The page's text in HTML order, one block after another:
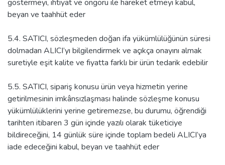
göstermeyi, ihtiyat ve öngörü ile hareket etmeyi kabul,
beyan ve taahhüt eder
5.4. SATICI, sözleşmeden doğan ifa yükümlülüğünün süresi
dolmadan ALICI’yı bilgilendirmek ve açıkça onayını almak
suretiyle eşit kalite ve fiyatta farklı bir ürün tedarik edebilir
5.5. SATICI, sipariş konusu ürün veya hizmetin yerine
getirilmesinin imkânsızlaşması halinde sözleşme konusu
yükümlülüklerini yerine getiremezse, bu durumu, öğrendiği
tarihten itibaren 3 gün içinde yazılı olarak tüketiciye
bildireceğini, 14 günlük süre içinde toplam bedeli ALICI’ya
iade edeceğini kabul, beyan ve taahhüt eder